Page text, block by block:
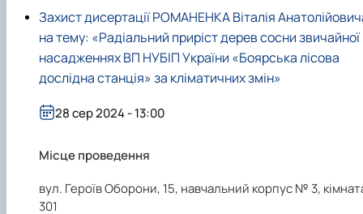
Захист дисертації РОМАНЕНКА Віталія
на тему: «Радіальний приріст дерев сосни звичайної
насадженнях ВП НУБІП України «Боярська лісова
дослідна станція» за кліматичних змін»
28 сер 2024 - 13:00
Місце проведення
вул. Героїв Оборони, 15, навчальний корпус № 3,
301